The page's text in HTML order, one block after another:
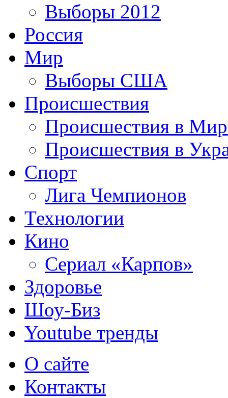
Выборы 2012
Россия
Мир
Выборы США
Происшествия
Происшествия в
Происшествия в
Спорт
Лига Чемпионов
Технологии
Кино
Сериал «Карпов»
Здоровье
Шоу-Биз
Youtube тренды
О сайте
Контакты